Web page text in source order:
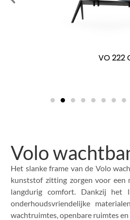
VO 222 O
Volo
Het slanke frame van de Volo
kunststof zitting zorgen voor een
langdurig comfort. Dankzij het
onderhoudsvriendelijke
wachtruimtes, openbare ruimtes